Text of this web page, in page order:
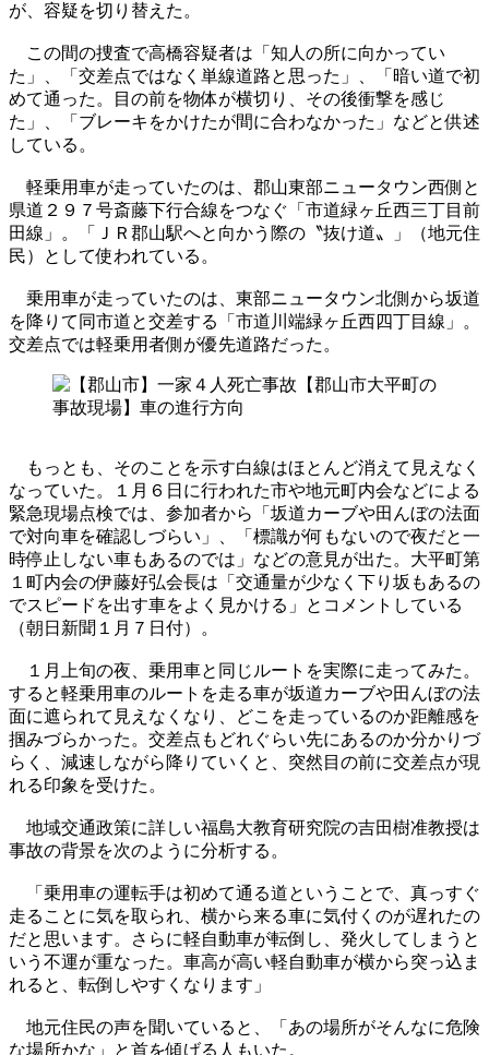
が、容疑を切り替えた。
この間の捜査で高橋容疑者は「知人の所に向かってい
た」、「交差点ではなく単線道路と思った」、「暗い道で初
めて通った。目の前を物体が横切り、その後衝撃を感じ
た」、「ブレーキをかけたが間に合わなかった」などと供述
している。
軽乗用車が走っていたのは、郡山東部ニュータウン西側と
県道２９７号斎藤下行合線をつなぐ「市道緑ヶ丘西三丁目前
田線」。「ＪＲ郡山駅へと向かう際の〝抜け道〟」（地元住
民）として使われている。
乗用車が走っていたのは、東部ニュータウン北側から坂道
を降りて同市道と交差する「市道川端緑ヶ丘西四丁目線」。
交差点では軽乗用者側が優先道路だった。
もっとも、そのことを示す白線はほとんど消えて見えなく
なっていた。１月６日に行われた市や地元町内会などによる
緊急現場点検では、参加者から「坂道カーブや田んぼの法面
で対向車を確認しづらい」、「標識が何もないので夜だと一
時停止しない車もあるのでは」などの意見が出た。大平町第
１町内会の伊藤好弘会長は「交通量が少なく下り坂もあるの
でスピードを出す車をよく見かける」とコメントしている
（朝日新聞１月７日付）。
１月上旬の夜、乗用車と同じルートを実際に走ってみた。
すると軽乗用車のルートを走る車が坂道カーブや田んぼの法
面に遮られて見えなくなり、どこを走っているのか距離感を
掴みづらかった。交差点もどれぐらい先にあるのか分かりづ
らく、減速しながら降りていくと、突然目の前に交差点が現
れる印象を受けた。
地域交通政策に詳しい福島大教育研究院の吉田樹准教授は
事故の背景を次のように分析する。
「乗用車の運転手は初めて通る道ということで、真っすぐ
走ることに気を取られ、横から来る車に気付くのが遅れたの
だと思います。さらに軽自動車が転倒し、発火してしまうと
いう不運が重なった。車高が高い軽自動車が横から突っ込ま
れると、転倒しやすくなります」
地元住民の声を聞いていると、「あの場所がそんなに危険
な場所かな」と首を傾げる人もいた。